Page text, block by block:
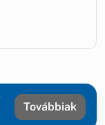
Továbbiak